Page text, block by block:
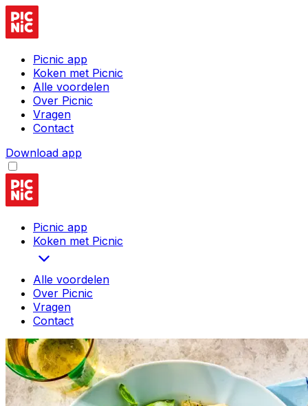
Picnic app
Koken met Picnic
Alle voordelen
Over Picnic
Vragen
Contact
Download app
Picnic app
Koken met Picnic
Alle voordelen
Over Picnic
Vragen
Contact